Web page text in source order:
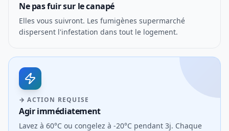
Ne pas fuir sur le canapé
Elles vous suivront. Les fumigènes supermarché
dispersent l'infestation dans tout le logement.
→ ACTION REQUISE
Agir immédiatement
Lavez à 60°C ou congelez à -20°C pendant 3j. Chaque